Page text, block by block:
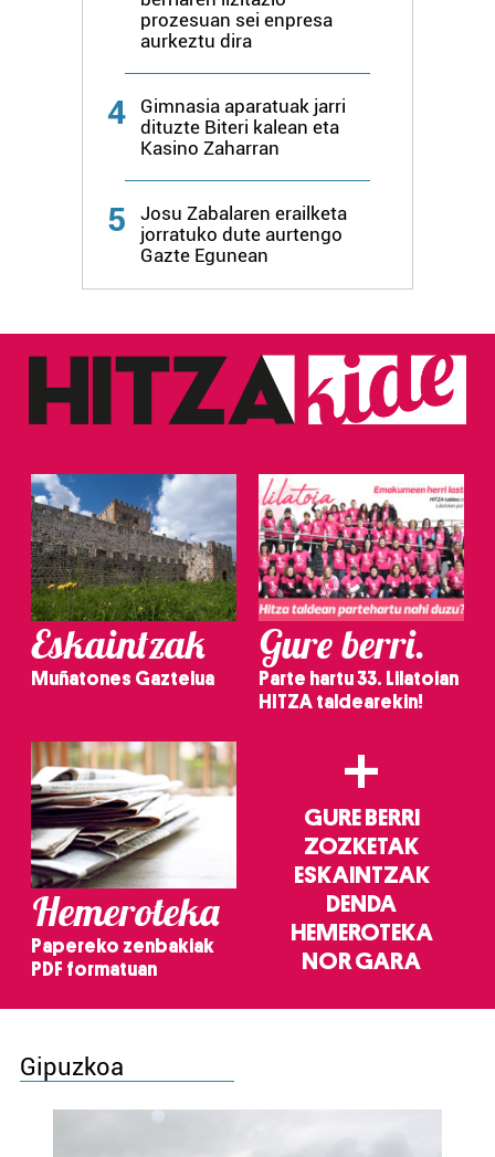
bazkideen zerrenda, beren ustez zein helburutarako
duten interes legitimoa eta horren aurka nola egin
Lortu zure datu pertsonalak prozesatzeko moduari
buruzko informazio gehiago eta ezarri zure lehentasunak
datuen atalean. Edozein unetan alda edo ken dezakezu
zure baimena Cookieen adierazpenean.
fitxategiak erabiltzen ditu. Zure esperientzia eta
zerbitzuak hobetzeko asmoz, cookie teknologiaz
baliatzen gara. Ohar hau onartuz gero, teknologia hori
irakurri
prozesuan sei enpresa
aurkeztu dira
4
Gimnasia aparatuak jarri
dituzte Biteri kalean eta
Kasino Zaharran
5
Josu Zabalaren erailketa
jorratuko dute aurtengo
Gazte Egunean
Eskaintzak
Muñatones Gaztelua
Gure berri.
Parte hartu 33. Lilatoian
HITZA taldearekin!
Hemeroteka
Papereko zenbakiak
PDF formatuan
+
GURE BERRI
ZOZKETAK
ESKAINTZAK
DENDA
HEMEROTEKA
NOR GARA
Gipuzkoa